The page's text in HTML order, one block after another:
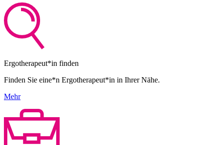
Ergotherapeut*in finden
Finden Sie eine*n Ergotherapeut*in in Ihrer Nähe.
Mehr